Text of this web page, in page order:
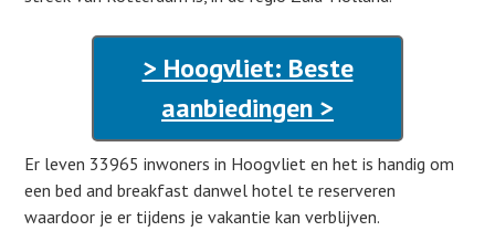
> Hoogvliet: Beste
aanbiedingen >
Er leven 33965 inwoners in Hoogvliet en het is handig om
een bed and breakfast danwel hotel te reserveren
waardoor je er tijdens je vakantie kan verblijven.